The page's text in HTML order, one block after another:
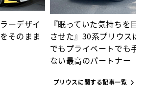
ーデザイ
そのまま
『眠っていた気持ちを目
させた』30系プリウスは
でもプライベートでも手
ない最高のパートナー
プリウスに関する記事一覧